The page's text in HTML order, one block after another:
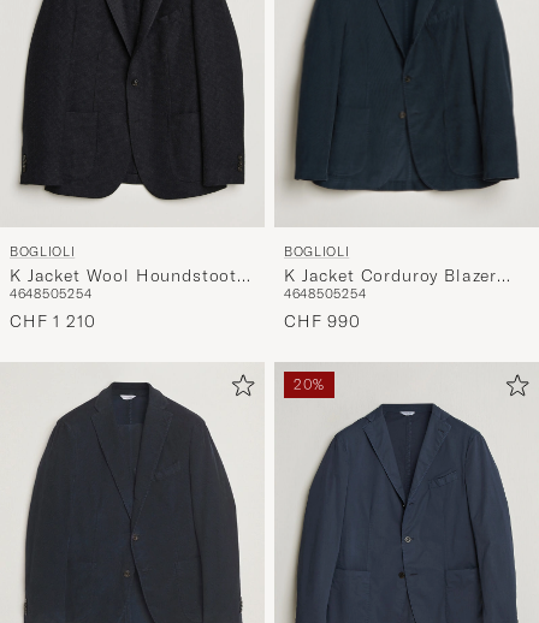
BOGLIOLI
K Jacket Wool Houndstooth
Blazer Navy
4648505254
CHF 1 210
BOGLIOLI
K Jacket Corduroy Blazer
Navy
4648505254
CHF 990
20%